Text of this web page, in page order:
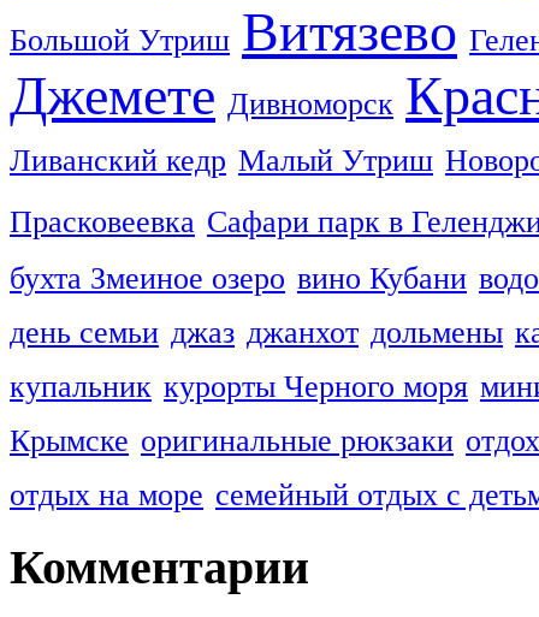
Большой Утриш Витязево
Джемете Дивноморск
Ливанский кедр Малый Утриш
Прасковеевка Сафари парк в
бухта Змеиное озеро вино Кубани
день семьи джаз джанхот дольмены
купальник курорты Черного моря
Крымске оригинальные рюкзаки
отдых на море семейный отдых с
Комментарии